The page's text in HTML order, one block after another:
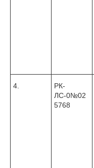
4.
РК-
ЛС-0№02
5768